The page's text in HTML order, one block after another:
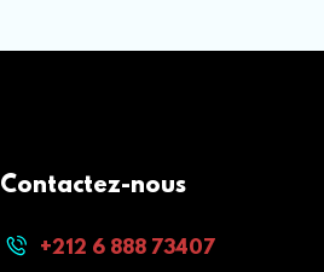
Contactez-nous
+212 6 888 73407